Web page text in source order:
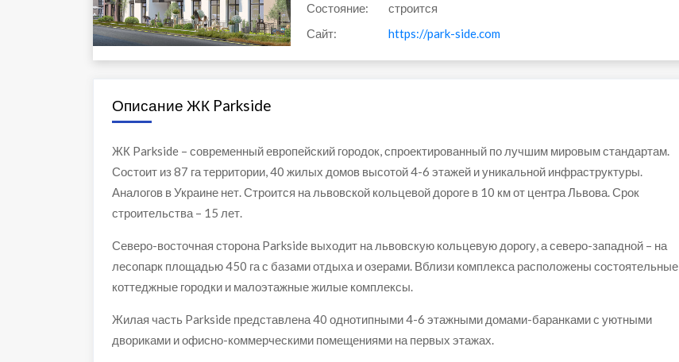
Состояние:
строится
Сайт:
https://park-side.com
Описание ЖК Parkside
ЖК Parkside – современный европейский городок, спроектированный по лучшим мировым стандартам.
Состоит из 87 га территории, 40 жилых домов высотой 4-6 этажей и уникальной инфраструктуры.
Аналогов в Украине нет. Строится на львовской кольцевой дороге в 10 км от центра Львова. Срок
строительства – 15 лет.
Северо-восточная сторона Parkside выходит на львовскую кольцевую дорогу, а северо-западной – на
лесопарк площадью 450 га с базами отдыха и озерами. Вблизи комплекса расположены состоятельные
коттеджные городки и малоэтажные жилые комплексы.
Жилая часть Parkside представлена ​​40 однотипными 4-6 этажными домами-баранками с уютными
двориками и офисно-коммерческими помещениями на первых этажах.